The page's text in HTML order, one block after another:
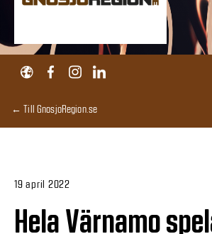
← Till GnosjoRegion.se
19 april 2022
Hela Värnamo